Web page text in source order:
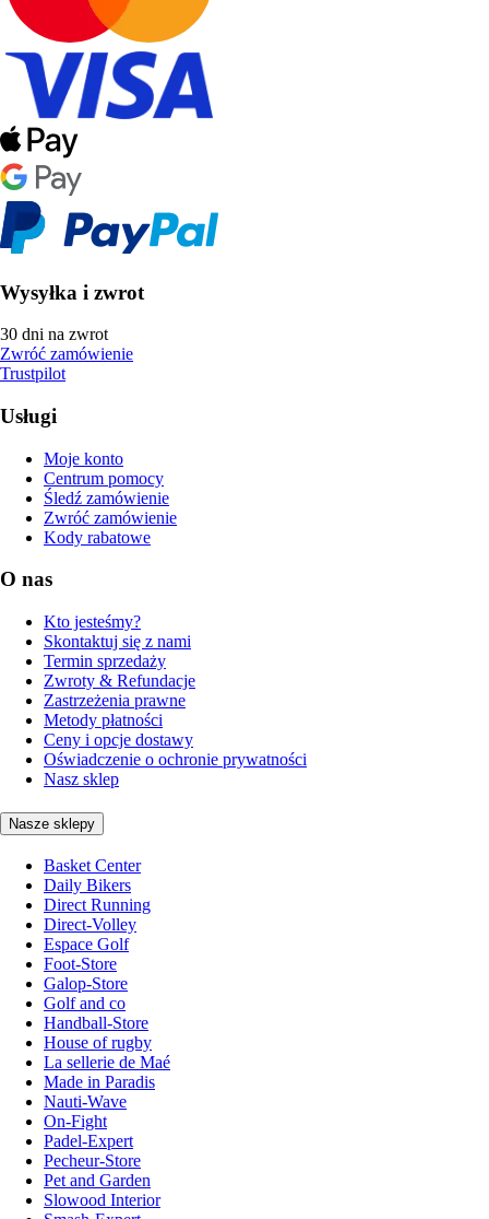
Wysyłka i zwrot
30 dni na zwrot
Zwróć zamówienie
Trustpilot
Usługi
Moje konto
Centrum pomocy
Śledź zamówienie
Zwróć zamówienie
Kody rabatowe
O nas
Kto jesteśmy?
Skontaktuj się z nami
Termin sprzedaży
Zwroty & Refundacje
Zastrzeżenia prawne
Metody płatności
Ceny i opcje dostawy
Oświadczenie o ochronie prywatności
Nasz sklep
Nasze sklepy
Basket Center
Daily Bikers
Direct Running
Direct-Volley
Espace Golf
Foot-Store
Galop-Store
Golf and co
Handball-Store
House of rugby
La sellerie de Maé
Made in Paradis
Nauti-Wave
On-Fight
Padel-Expert
Pecheur-Store
Pet and Garden
Slowood Interior